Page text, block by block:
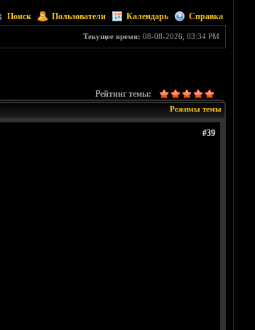
Поиск Пользователи Календарь Справка
Текущее время: 08-08-2026, 03:34 PM
Рейтинг темы:
Режимы темы
#39